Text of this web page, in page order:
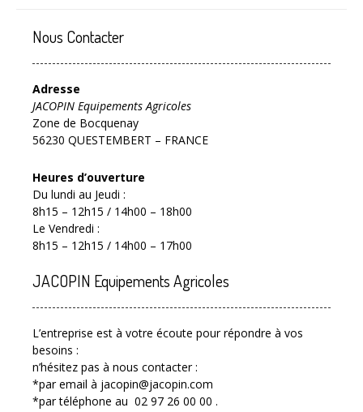
Nous Contacter
Adresse
JACOPIN Equipements Agricoles
Zone de Bocquenay
56230 QUESTEMBERT – FRANCE
Heures d’ouverture
Du lundi au Jeudi :
8h15 – 12h15 / 14h00 – 18h00
Le Vendredi :
8h15 – 12h15 / 14h00 – 17h00
JACOPIN Equipements Agricoles
L’entreprise est à votre écoute pour répondre à vos
besoins :
n’hésitez pas à nous contacter :
*par email à jacopin@jacopin.com
*par téléphone au 02 97 26 00 00 .